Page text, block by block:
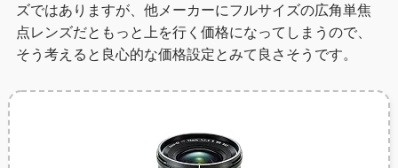
ズではありますが、他メーカーにフルサイズの広角単焦
点レンズだともっと上を行く価格になってしまうので、
そう考えると良心的な価格設定とみて良さそうです。